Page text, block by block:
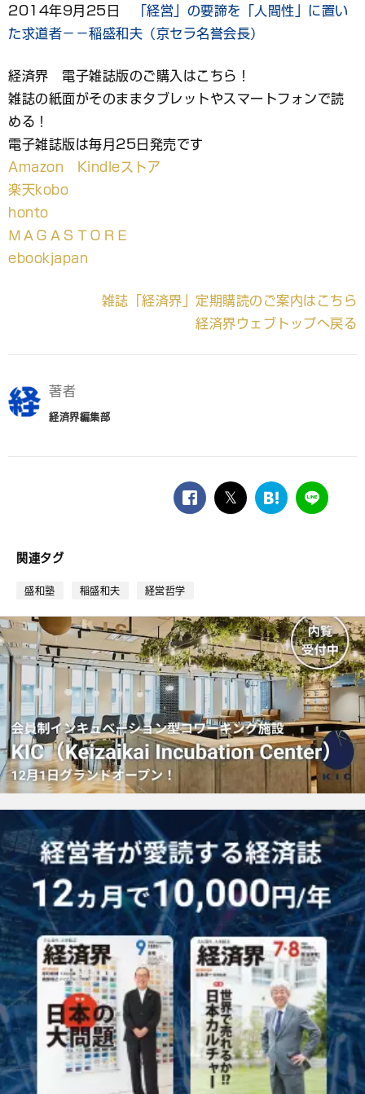
2014年9月25日
「経営」の要諦を「人間性」に置い
た求道者－－稲盛和夫（京セラ名誉会長）
経済界 電子雑誌版のご購入はこちら！
雑誌の紙面がそのままタブレットやスマートフォンで読
める！
電子雑誌版は毎月25日発売です
Amazon Kindleストア
楽天kobo
honto
ＭＡＧＡＳＴＯＲＥ
ebookjapan
雑誌「経済界」定期購読のご案内はこちら
経済界ウェブトップへ戻る
著者
経済界編集部
facebook
twitter
は
ー
ク
LINE
関連タグ
盛和塾 稲盛和夫 経営哲学